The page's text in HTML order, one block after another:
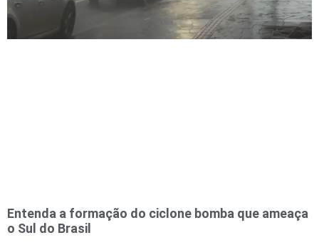
Entenda a formação do ciclone bomba que ameaça
o Sul do Brasil